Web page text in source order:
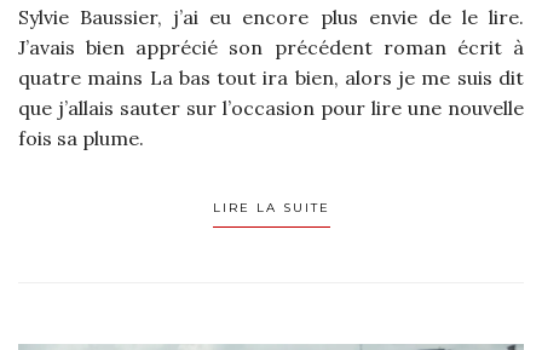
Sylvie Baussier, j’ai eu encore plus envie de le lire.
J’avais bien apprécié son précédent roman écrit à
quatre mains La bas tout ira bien, alors je me suis dit
que j’allais sauter sur l’occasion pour lire une nouvelle
fois sa plume.
LIRE LA SUITE